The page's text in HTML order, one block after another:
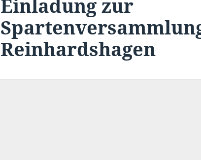
Beitrag:
Einladung zur
Reinhardshagen